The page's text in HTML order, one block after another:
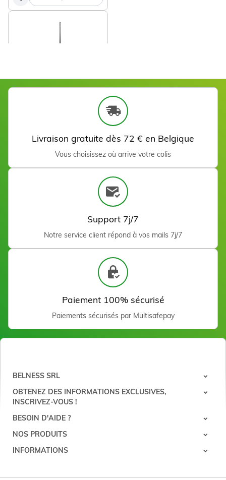
Gouge inox 13 cm - 2 mm
Voir
Gouge inox 14 cm - 1 mm
Livraison gratuite dès 72 € en Belgique
Vous choisissez où arrive votre colis
Support 7j/7
Notre service client répond à vos mails 7j/7
Paiement 100% sécurisé
Paiements sécurisés par Multisafepay
BELNESS SRL
OBTENEZ DES INFORMATIONS EXCLUSIVES,
INSCRIVEZ-VOUS !
BESOIN D'AIDE ?
NOS PRODUITS
INFORMATIONS